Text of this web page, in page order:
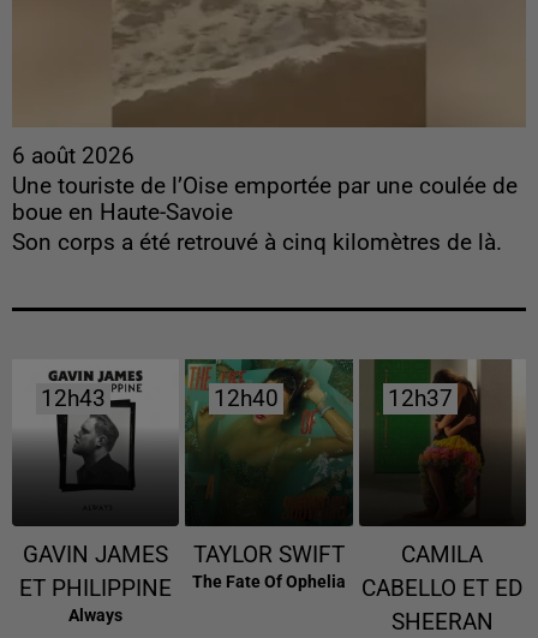
6 août 2026
Une touriste de l’Oise emportée par une coulée de
boue en Haute-Savoie
Son corps a été retrouvé à cinq kilomètres de là.
12h43
12h43
GAVIN JAMES
ET PHILIPPINE
Always
12h40
12h40
TAYLOR SWIFT
The Fate Of Ophelia
12h37
12h37
CAMILA
CABELLO ET ED
SHEERAN